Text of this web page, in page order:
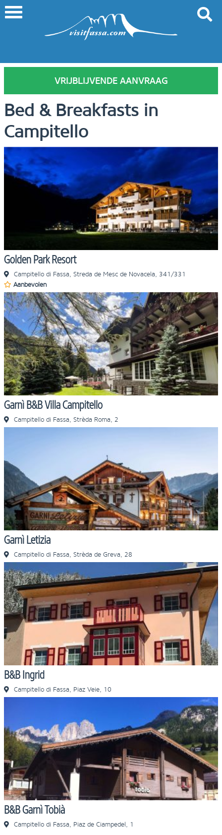
VRIJBLIJVENDE AANVRAAG
Bed & Breakfasts in
Campitello
Golden Park Resort
Campitello di Fassa, Streda de Mesc de Novacela, 341/331
Aanbevolen
Garnì B&B Villa Campitello
Campitello di Fassa, Strèda Roma, 2
Garnì Letizia
Campitello di Fassa, Strèda de Greva, 28
B&B Ingrid
Campitello di Fassa, Piaz Veie, 10
B&B Garnì Tobià
Campitello di Fassa, Piaz de Ciampedel, 1